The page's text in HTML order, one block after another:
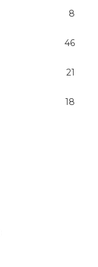
8
46
21
18